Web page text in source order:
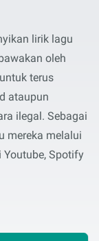
lirik lagu
oleh
terus
ataupun
ilegal. Sebagai
mereka melalui
Spotify